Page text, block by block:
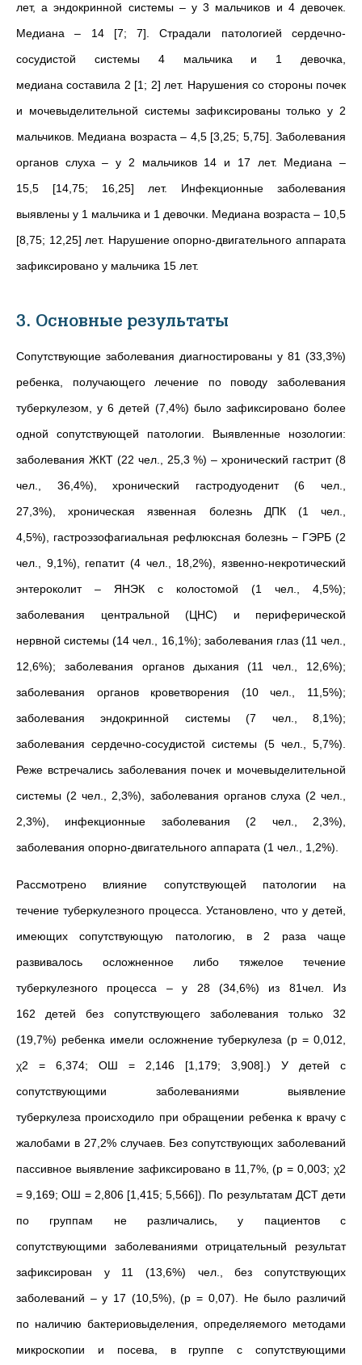
лет, а эндокринной системы – у 3 мальчиков и 4 девочек.
Медиана – 14 [7; 7]. Страдали патологией сердечно-
сосудистой системы 4 мальчика и 1 девочка,
медиана составила 2 [1; 2] лет. Нарушения со стороны почек
и мочевыделительной системы зафиксированы только у 2
мальчиков. Медиана возраста – 4,5 [3,25; 5,75]. Заболевания
органов слуха – у 2 мальчиков 14 и 17 лет. Медиана –
15,5 [14,75; 16,25] лет. Инфекционные заболевания
выявлены у 1 мальчика и 1 девочки. Медиана возраста – 10,5
[8,75; 12,25] лет. Нарушение опорно-двигательного аппарата
зафиксировано у мальчика 15 лет.
3. Основные результаты
Сопутствующие заболевания диагностированы у 81 (33,3%)
ребенка, получающего лечение по поводу заболевания
туберкулезом, у 6 детей (7,4%) было зафиксировано более
одной сопутствующей патологии. Выявленные нозологии:
заболевания ЖКТ (22 чел., 25,3 %) – хронический гастрит (8
чел., 36,4%), хронический гастродуоденит (6 чел.,
27,3%), хроническая язвенная болезнь ДПК (1 чел.,
4,5%), гастроэзофагиальная рефлюксная болезнь − ГЭРБ (2
чел., 9,1%), гепатит (4 чел., 18,2%), язвенно-некротический
энтероколит – ЯНЭК с колостомой (1 чел., 4,5%);
заболевания центральной (ЦНС) и периферической
нервной системы (14 чел., 16,1%); заболевания глаз (11 чел.,
12,6%); заболевания органов дыхания (11 чел., 12,6%);
заболевания органов кроветворения (10 чел., 11,5%);
заболевания эндокринной системы (7 чел., 8,1%);
заболевания сердечно-сосудистой системы (5 чел., 5,7%).
Реже встречались заболевания почек и мочевыделительной
системы (2 чел., 2,3%), заболевания органов слуха (2 чел.,
2,3%), инфекционные заболевания (2 чел., 2,3%),
заболевания опорно-двигательного аппарата (1 чел., 1,2%).
Рассмотрено влияние сопутствующей патологии на
течение туберкулезного процесса. Установлено, что у детей,
имеющих сопутствующую патологию, в 2 раза чаще
развивалось осложненное либо тяжелое течение
туберкулезного процесса – у 28 (34,6%) из 81чел. Из
162 детей без сопутствующего заболевания только 32
(19,7%) ребенка имели осложнение туберкулеза (р = 0,012,
χ2 = 6,374; ОШ = 2,146 [1,179; 3,908].) У детей с
сопутствующими заболеваниями выявление
туберкулеза происходило при обращении ребенка к врачу с
жалобами в 27,2% случаев. Без сопутствующих заболеваний
пассивное выявление зафиксировано в 11,7%, (р = 0,003; χ2
= 9,169; ОШ = 2,806 [1,415; 5,566]). По результатам ДСТ дети
по группам не различались, у пациентов с
сопутствующими заболеваниями отрицательный результат
зафиксирован у 11 (13,6%) чел., без сопутствующих
заболеваний – у 17 (10,5%), (р = 0,07). Не было различий
по наличию бактериовыделения, определяемого методами
микроскопии и посева, в группе с сопутствующими